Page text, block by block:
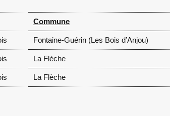
Commune
Fontaine-Guérin (Les Bois d’Anjou)
La Flèche
La Flèche